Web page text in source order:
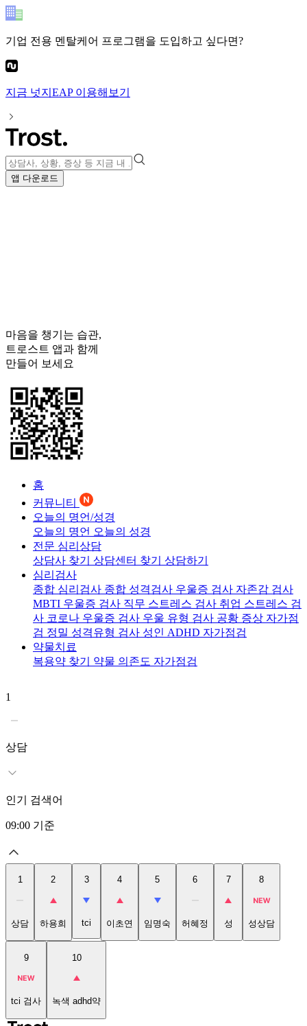
기업 전용 멘탈케어 프로그램을 도입하고 싶다면?
지금 넛지EAP이용해보기
앱 다운로드
마음을 챙기는 습관,
트로스트 앱과 함께
만들어 보세요
홈
커뮤니티
오늘의 명언/성경
오늘의 명언 오늘의 성경
전문 심리상담
상담사 찾기 상담센터 찾기 상담하기
심리검사
종합 심리검사 종합 성격검사 우울증 검사 자존감 검사
MBTI 우울증 검사 직무 스트레스 검사 취업 스트레스 검
사 코로나 우울증 검사 우울 유형 검사 공황 증상 자가점
검 정밀 성격유형 검사 성인 ADHD 자가점검
약물치료
복용약 찾기 약물 의존도 자가점검
1
상담
인기 검색어
09:00 기준
1
상담
2
하용희
3
tci
4
이초연
5
임명숙
6
허혜정
7
성
8
성상담
9
tci 검사
10
녹색 adhd약